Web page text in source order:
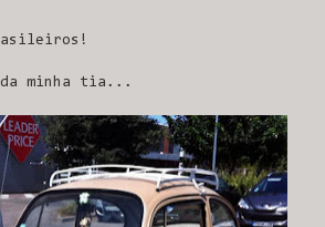
da minha tia...